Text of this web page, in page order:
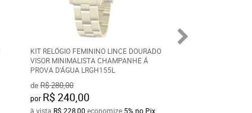
KIT RELÓGIO FEMININO LINCE DOURADO
VISOR MINIMALISTA CHAMPANHE Á
PROVA D'ÁGUA LRGH155L
deR$ 280,00
por R$ 240,00
à vista R$ 228,00 economize 5% no Pix